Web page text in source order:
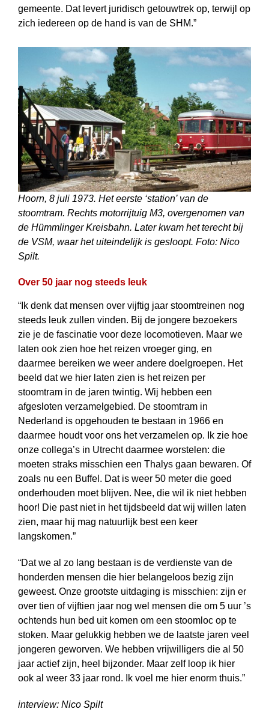
gemeente. Dat levert juridisch getouwtrek op, terwijl op
zich iedereen op de hand is van de SHM.”
Hoorn, 8 juli 1973. Het eerste ‘station’ van de
stoomtram. Rechts motorrijtuig M3, overgenomen van
de Hümmlinger Kreisbahn. Later kwam het terecht bij
de VSM, waar het uiteindelijk is gesloopt. Foto: Nico
Spilt.
Over 50 jaar nog steeds leuk
“Ik denk dat mensen over vijftig jaar stoomtreinen nog
steeds leuk zullen vinden. Bij de jongere bezoekers
zie je de fascinatie voor deze locomotieven. Maar we
laten ook zien hoe het reizen vroeger ging, en
daarmee bereiken we weer andere doelgroepen. Het
beeld dat we hier laten zien is het reizen per
stoomtram in de jaren twintig. Wij hebben een
afgesloten verzamelgebied. De stoomtram in
Nederland is opgehouden te bestaan in 1966 en
daarmee houdt voor ons het verzamelen op. Ik zie hoe
onze collega’s in Utrecht daarmee worstelen: die
moeten straks misschien een Thalys gaan bewaren. Of
zoals nu een Buffel. Dat is weer 50 meter die goed
onderhouden moet blijven. Nee, die wil ik niet hebben
hoor! Die past niet in het tijdsbeeld dat wij willen laten
zien, maar hij mag natuurlijk best een keer
langskomen.”
“Dat we al zo lang bestaan is de verdienste van de
honderden mensen die hier belangeloos bezig zijn
geweest. Onze grootste uitdaging is misschien: zijn er
over tien of vijftien jaar nog wel mensen die om 5 uur ’s
ochtends hun bed uit komen om een stoomloc op te
stoken. Maar gelukkig hebben we de laatste jaren veel
jongeren geworven. We hebben vrijwilligers die al 50
jaar actief zijn, heel bijzonder. Maar zelf loop ik hier
ook al weer 33 jaar rond. Ik voel me hier enorm thuis.”
interview: Nico Spilt